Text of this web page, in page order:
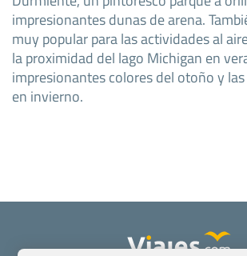
impresionantes dunas de arena.
muy popular para las actividades al
la proximidad del lago Michigan en
impresionantes colores del otoño y
en invierno.